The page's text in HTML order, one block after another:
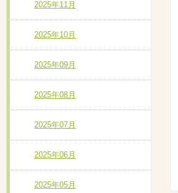
2025年11月
2025年10月
2025年09月
2025年08月
2025年07月
2025年06月
2025年05月